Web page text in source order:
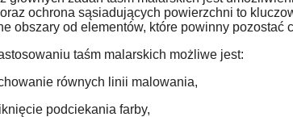
ochrona sąsiadujących powierzchni to
obszary od elementów, które powinny pozostać
taśm malarskich możliwe jest:
równych linii malowania,
podciekania farby,